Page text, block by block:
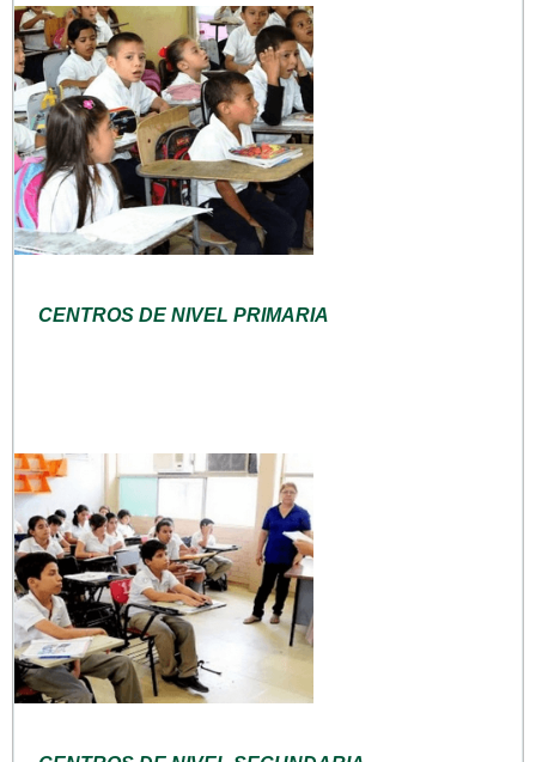
CENTROS DE NIVEL PRIMARIA